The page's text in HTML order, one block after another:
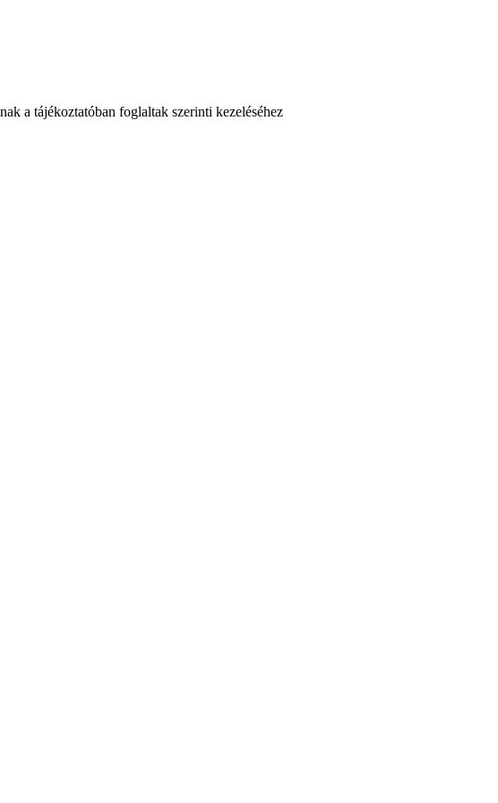
a tájékoztatóban foglaltak szerinti kezeléséhez